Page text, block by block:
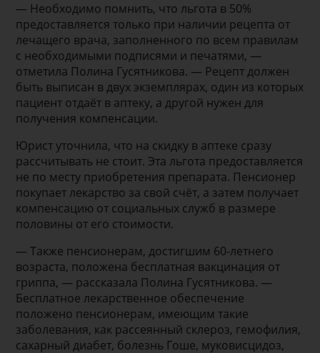
— Необходимо помнить, что льгота в 50%
предоставляется только при наличии рецепта от
лечащего врача, заполненного по всем правилам
с необходимыми подписями и печатями, —
отметила Полина Гусятникова. — Рецепт должен
быть выписан в двух экземплярах, один из которых
пациент отдаёт в аптеку, а другой нужен для
получения компенсации.
Юрист уточнила, что на скидку в аптеке сразу
рассчитывать не стоит. Эта льгота предоставляется
не по месту приобретения препарата. Пенсионер
покупает лекарство за свой счёт, а затем получает
компенсацию от социальных служб в размере
половины от его стоимости.
— Также пенсионерам, достигшим 60-летнего
возраста, положена бесплатная вакцинация от
гриппа, — рассказала Полина Гусятникова. —
Бесплатное лекарственное обеспечение
положено пенсионерам, имеющим такие
заболевания, как рассеянный склероз, гемофилия,
сахарный диабет, болезнь Гоше, муковисцидоз,